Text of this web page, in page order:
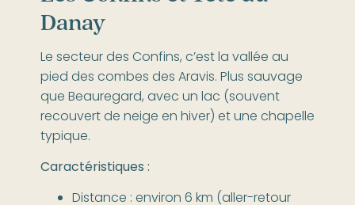
Danay
Le secteur des Confins, c’est la vallée au
pied des combes des Aravis. Plus sauvage
que Beauregard, avec un lac (souvent
recouvert de neige en hiver) et une chapelle
typique.
Caractéristiques :
Distance : environ 6 km (aller-retour